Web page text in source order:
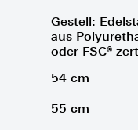
Gestell:
aus
oder FSC®
54 cm
55 cm